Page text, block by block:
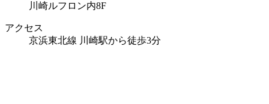
川崎ルフロン内8F
アクセス
京浜東北線 川崎駅から徒歩3分